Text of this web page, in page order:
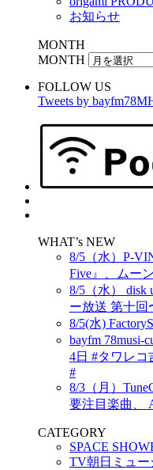
お知らせ
MONTH
MONTH
FOLLOW US
Tweets by
WHAT’s NEW
8/5（水）P-
Five』、ムー
8/5（水） disk
ー放送 第十回
8/5(水)
bayfm 78musi-
4日 #タワレコ
#
8/3（月）
要注目楽曲、
CATEGORY
SPACE
TV朝日ミュー